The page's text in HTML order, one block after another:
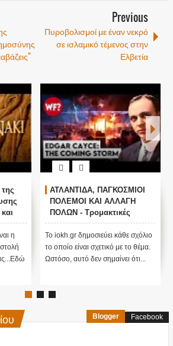
Previous
Πυροβολισμοί με έναν νεκρό
σε ισλαμικό τέμενος στην
Ελβετία
μας
η
ΑΤΛΑΝΤΙΔΑ, ΠΑΓΚΟΣΜΙΟΙ
ΠΟΛΕΜΟΙ ΚΑΙ ΑΛΛΑΓΗ
ΠΟΛΩΝ - Τρομακτικές
προβλέψεις του Edgar
Cayce (Video)
Το iokh.gr δημοσιεύει κάθε σχόλιο
το οποίο είναι σχετικό με το θέμα.
Ωστόσο, αυτό δεν σημαίνει ότι...
Blogger Facebook